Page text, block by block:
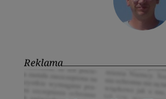
Reklama